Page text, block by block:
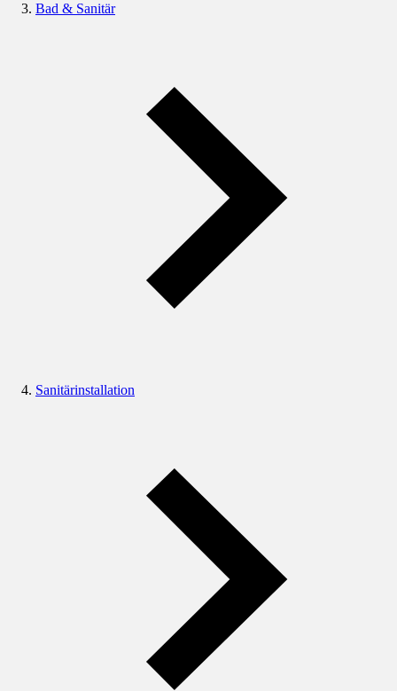
Bad & Sanitär
Sanitärinstallation